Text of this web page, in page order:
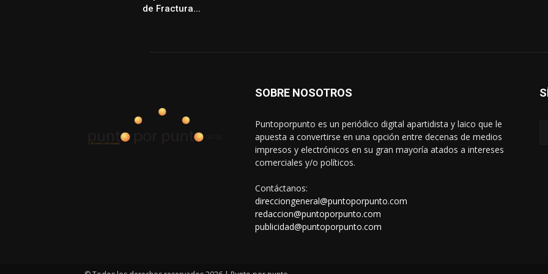
de Fractura...
SOBRE NOSOTROS
Puntoporpunto es un periódico digital apartidista y laico que le
apuesta a convertirse en una opción entre decenas de medios
impresos y electrónicos en su gran mayoría atados a intereses
comerciales y/o políticos.
Contáctanos:
direcciongeneral@puntoporpunto.com
redaccion@puntoporpunto.com
publicidad@puntoporpunto.com